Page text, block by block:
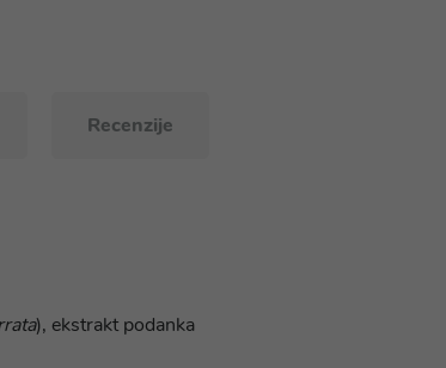
Recenzije
), ekstrakt podanka